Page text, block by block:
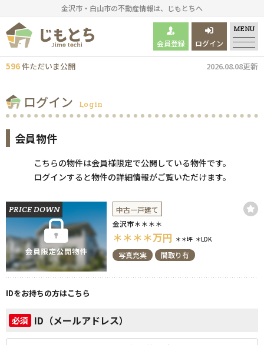
金沢市・白山市の不動産情報は、じもとちへ
596件ただいま公開 2026.08.08更新
会員登録 ログイン
MENU
ログイン Login
会員物件
こちらの物件は会員様限定で公開している物件です。
ログインすると物件の詳細情報がご覧いただけます。
PRICE DOWN
中古一戸建て
金沢市＊＊＊＊
＊＊＊＊万円 ＊＊坪 ＊LDK
写真充実 間取り有
IDをお持ちの方はこちら
必須 ID（メールアドレス）